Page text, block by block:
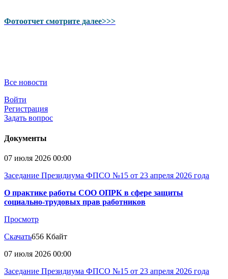
Фотоотчет смотрите далее>>>
Все новости
Войти
Регистрация
Задать вопрос
Документы
07 июля 2026 00:00
Заседание Президиума ФПСО №15 от 23 апреля 2026 года
О практике работы СОО ОПРК в сфере защиты
социально-трудовых прав работников
Просмотр
Скачать656 Кбайт
07 июля 2026 00:00
Заседание Президиума ФПСО №15 от 23 апреля 2026 года